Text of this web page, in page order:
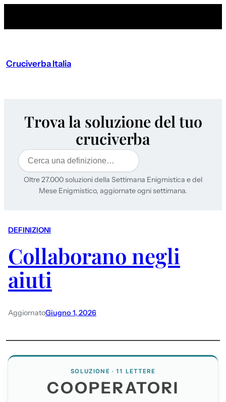
Cruciverba Italia
Trova la soluzione del tuo
cruciverba
Cerca
Oltre 27.000 soluzioni della Settimana Enigmistica e del
Mese Enigmistico, aggiornate ogni settimana.
DEFINIZIONI
Collaborano negli
aiuti
AggiornatoGiugno 1, 2026
SOLUZIONE · 11 LETTERE
COOPERATORI